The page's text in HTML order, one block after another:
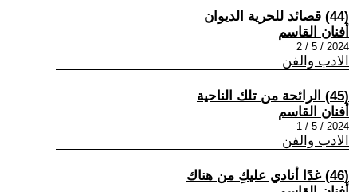
(44) قصائد للحرية الديوان
أفنان القاسم
2024 / 5 / 2
الادب والفن
(45) الرائحة من تلك الناحية
أفنان القاسم
2024 / 5 / 1
الادب والفن
(46) غدًا أنادي عليكِ من هناك